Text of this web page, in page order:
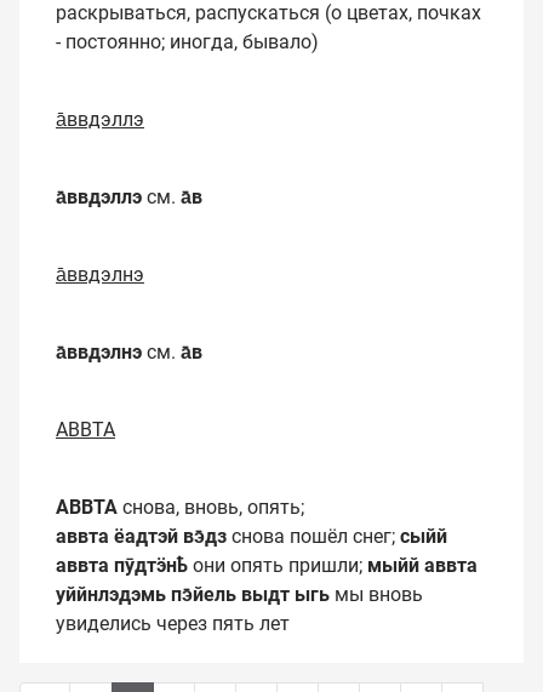
раскрываться, распускаться (о цветах, почках
- постоянно; иногда, бывало)
а̄ввдэллэ
а̄ввдэллэ см. а̄в
а̄ввдэлнэ
а̄ввдэлнэ см. а̄в
АВВТА
АВВТА снова, вновь, опять;
аввта ёадтэй вэ̄дз снова пошёл снег; сыйй
аввта пӯдтӭнҍ они опять пришли; мыйй аввта
уййнлэдэмь пэ̄йель выдт ыгь мы вновь
увиделись через пять лет